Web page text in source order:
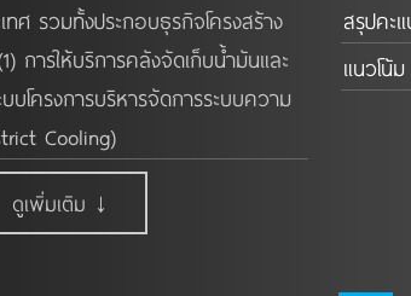
เทศ รวมทั้งประกอบธุรกิจโครงสร้าง
การให้บริการคลังจัดเก็บน้ำมันและ
บโครงการบริหารจัดการระบบความ
Cooling)
ดูเพิ่มเติม ↓
สรุปคะ
แนวโน้ม